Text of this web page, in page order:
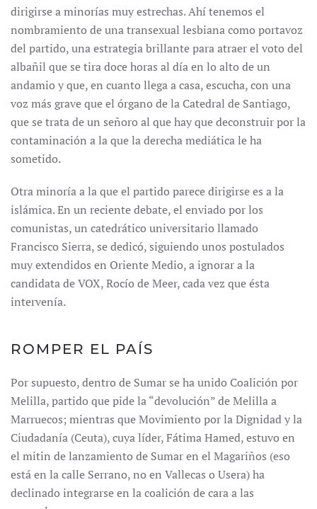
dirigirse a minorías muy estrechas. Ahí tenemos el
nombramiento de una transexual lesbiana como portavoz
del partido, una estrategia brillante para atraer el voto del
albañil que se tira doce horas al día en lo alto de un
andamio y que, en cuanto llega a casa, escucha, con una
voz más grave que el órgano de la Catedral de Santiago,
que se trata de un señoro al que hay que deconstruir por la
contaminación a la que la derecha mediática le ha
sometido.
Otra minoría a la que el partido parece dirigirse es a la
islámica. En un reciente debate, el enviado por los
comunistas, un catedrático universitario llamado
Francisco Sierra, se dedicó, siguiendo unos postulados
muy extendidos en Oriente Medio, a ignorar a la
candidata de VOX, Rocío de Meer, cada vez que ésta
intervenía.
ROMPER EL PAÍS
Por supuesto, dentro de Sumar se ha unido Coalición por
Melilla, partido que pide la “devolución” de Melilla a
Marruecos; mientras que Movimiento por la Dignidad y la
Ciudadanía (Ceuta), cuya líder, Fátima Hamed, estuvo en
el mitin de lanzamiento de Sumar en el Magariños (eso
está en la calle Serrano, no en Vallecas o Usera) ha
declinado integrarse en la coalición de cara a las